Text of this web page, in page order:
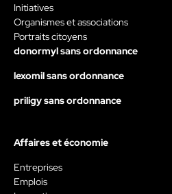
Initiatives
Organismes et associations
Portraits citoyens
donormyl sans ordonnance
lexomil sans ordonnance
priligy sans ordonnance
Affaires et économie
Entreprises
Emplois